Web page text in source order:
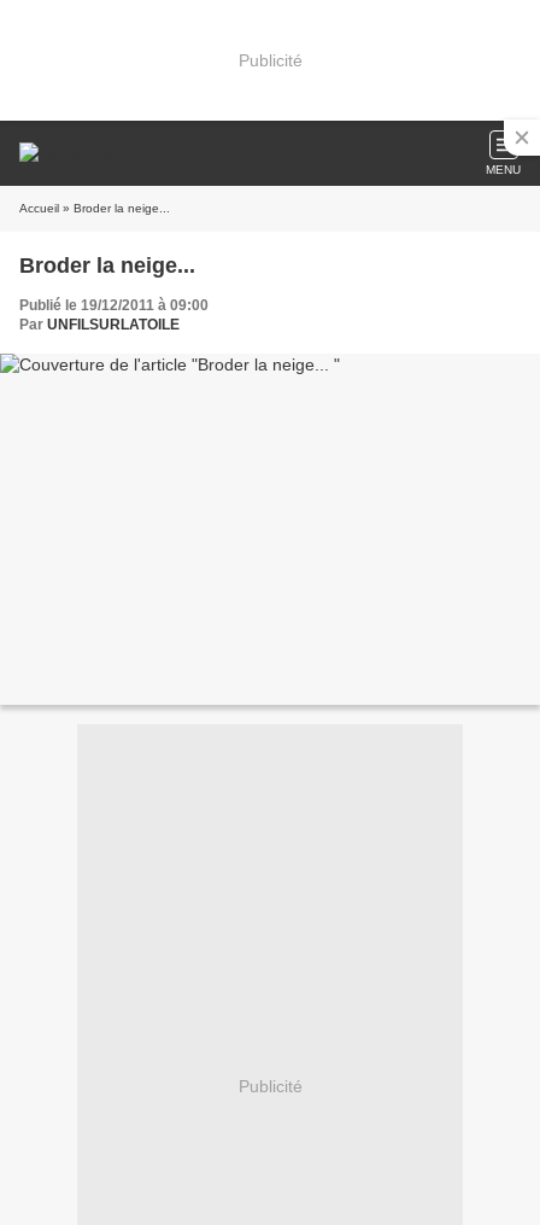
Publicité
MENU
Accueil » Broder la neige...
Broder la neige...
Publié le 19/12/2011 à 09:00
Par UNFILSURLATOILE
Publicité